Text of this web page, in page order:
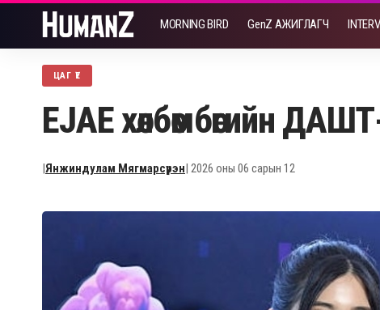
MORNING BIRD GenZ АЖИГЛАГЧ
ЦАГ ҮЕ
EJAE хөлбөмбөгийн
|Янжиндулам Мягмарсүрэн| 2026 оны 06 сарын 12